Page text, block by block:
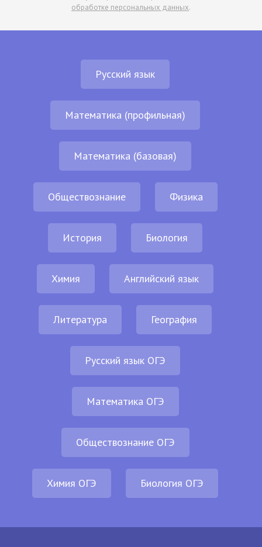
обработке персональных данных.
Русский язык
Математика (профильная)
Математика (базовая)
Обществознание Физика
История Биология
Химия Английский язык
Литература География
Русский язык ОГЭ
Математика ОГЭ
Обществознание ОГЭ
Химия ОГЭ Биология ОГЭ